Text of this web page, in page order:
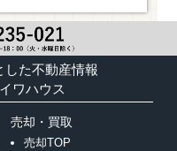
した不動産情報
ワハウス
売却・買取
売却TOP